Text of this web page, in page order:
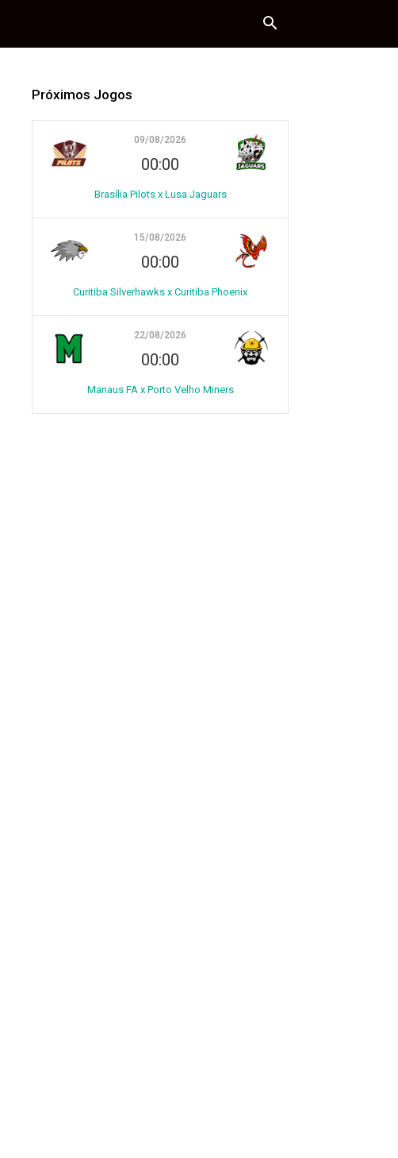
Próximos Jogos
09/08/2026
00:00
Brasília Pilots x Lusa Jaguars
15/08/2026
00:00
Curitiba Silverhawks x Curitiba Phoenix
22/08/2026
00:00
Manaus FA x Porto Velho Miners